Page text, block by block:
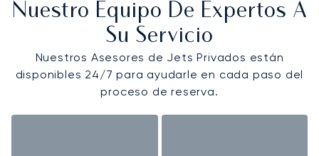
Nuestro Equipo De Expertos A
Su Servicio
Nuestros Asesores de Jets Privados están
disponibles 24/7 para ayudarle en cada paso del
proceso de reserva.